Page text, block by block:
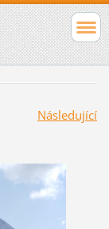
Následující